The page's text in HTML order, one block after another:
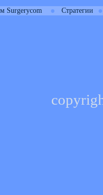
Surgerycom ● Стратегии ●